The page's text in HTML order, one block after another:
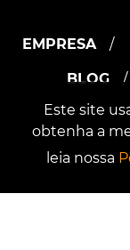
EMPRESA
BLOG
Este site
obtenha a
leia nossa